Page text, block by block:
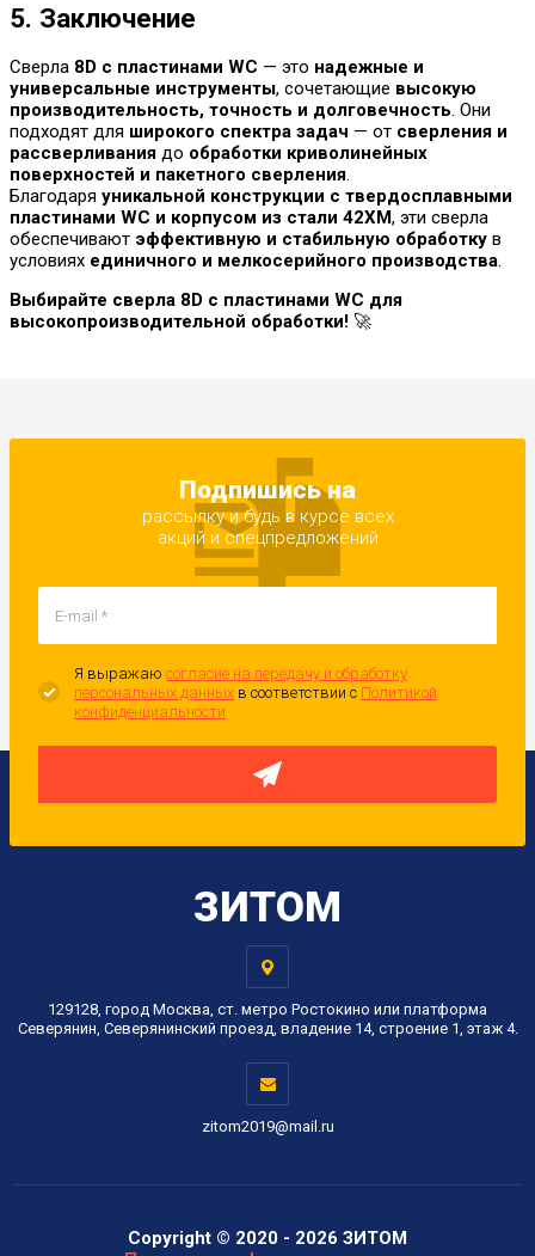
5. Заключение
Сверла 8D с пластинами WC — это надежные и
универсальные инструменты, сочетающие высокую
производительность, точность и долговечность. Они
подходят для широкого спектра задач — от сверления и
рассверливания до обработки криволинейных
поверхностей и пакетного сверления.
Благодаря уникальной конструкции с твердосплавными
пластинами WC и корпусом из стали 42ХМ, эти сверла
обеспечивают эффективную и стабильную обработку в
условиях единичного и мелкосерийного производства.
Выбирайте сверла 8D с пластинами WC для
высокопроизводительной обработки! 🚀
Подпишись на
рассылку и будь в курсе всех
акций и спецпредложений
Я выражаю согласие на передачу и обработку
персональных данных в соответствии с Политикой
конфиденциальности
ЗИТОМ
129128, город Москва, ст. метро Ростокино или платформа
Северянин, Северянинский проезд, владение 14, строение 1, этаж 4.
zitom2019@mail.ru
Copyright © 2020 - 2026 ЗИТОМ